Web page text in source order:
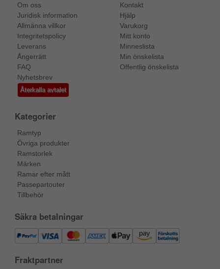
Om oss
Juridisk information
Allmänna villkor
Integritetspolicy
Leverans
Ångerrätt
FAQ
Nyhetsbrev
Återkalla avtalet
Kontakt
Hjälp
Varukorg
Mitt konto
Minneslista
Min önskelista
Offentlig önskelista
Kategorier
Ramtyp
Övriga produkter
Ramstorlek
Märken
Ramar efter mått
Passepartouter
Tillbehör
Säkra betalningar
Fraktpartner